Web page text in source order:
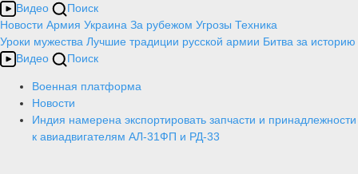
Видео
Поиск
Новости Армия Украина За рубежом Угрозы Техника
Уроки мужества Лучшие традиции русской армии Битва за историю
Видео
Поиск
Военная платформа
Новости
Индия намерена экспортировать запчасти и принадлежности
к авиадвигателям АЛ-31ФП и РД-33